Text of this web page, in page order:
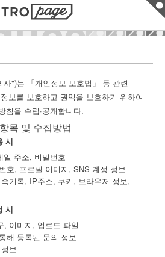
야기는 그려졌고, 시작되었습니다.
조금 더 좋은 세상을 만들어왔습니다.
은 이러한 우리의 이야기가
더하기 좋은 환경을 제공하고 있습니다.
가 등장하고 있지만,
유물로만 남아있습니다.
홈페이지를 제공합니다.
만 입력하셔도,
로 빠르게 만들 수 있습니다.
치 있는 이야기를 효과적으로
")는 「개인정보 보호법」 등 관련
보를 보호하고 권익을 보호하기 위하여
침을 수립·공개합니다.
목 및 수집방법
시
일 주소, 비밀번호
호, 프로필 이미지, SNS 계정 정보
기록, IP주소, 쿠키, 브라우저 정보,
시
, 이미지, 업로드 파일
해 등록된 문의 정보
보